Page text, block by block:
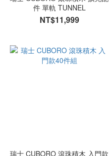
件 單軌 TUNNEL
NT$11,999
瑞士 CUBORO 滾珠積木 入門款